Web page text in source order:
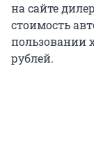
на сайте
стоимость
пользовании
рублей.